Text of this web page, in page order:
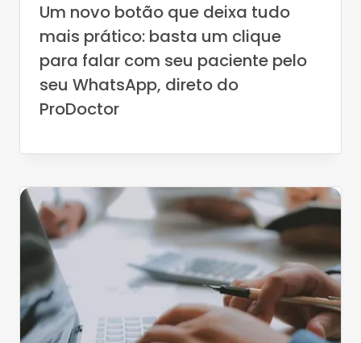
Um novo botão que deixa tudo
mais prático: basta um clique
para falar com seu paciente pelo
seu WhatsApp, direto do
ProDoctor